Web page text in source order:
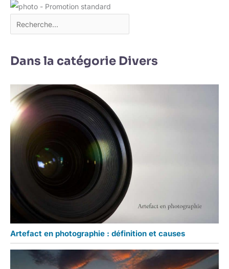
Dans la catégorie Divers
Artefact en photographie : définition et causes